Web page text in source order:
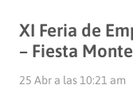
XI Feria de
– Fiesta
25 Abr a las 10:21 am